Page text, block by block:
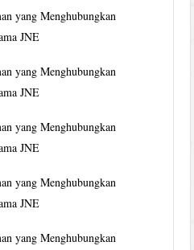
yang Menghubungkan
JNE
yang Menghubungkan
JNE
yang Menghubungkan
JNE
yang Menghubungkan
JNE
yang Menghubungkan